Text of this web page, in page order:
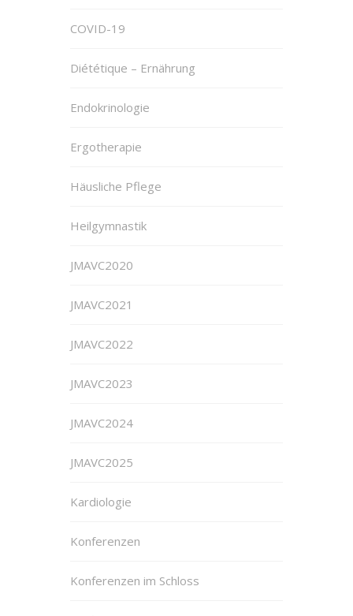
COVID-19
Diététique – Ernährung
Endokrinologie
Ergotherapie
Häusliche Pflege
Heilgymnastik
JMAVC2020
JMAVC2021
JMAVC2022
JMAVC2023
JMAVC2024
JMAVC2025
Kardiologie
Konferenzen
Konferenzen im Schloss